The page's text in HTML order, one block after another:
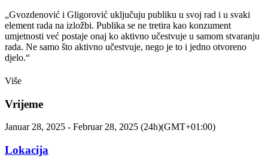
„Gvozdenović i Gligorović uključuju publiku u svoj rad i u svaki
element rada na izložbi. Publika se ne tretira kao konzument
umjetnosti već postaje onaj ko aktivno učestvuje u samom stvaranju
rada. Ne samo što aktivno učestvuje, nego je to i jedno otvoreno
djelo.“
Više
Vrijeme
Januar 28, 2025 - Februar 28, 2025 (24h)(GMT+01:00)
Lokacija